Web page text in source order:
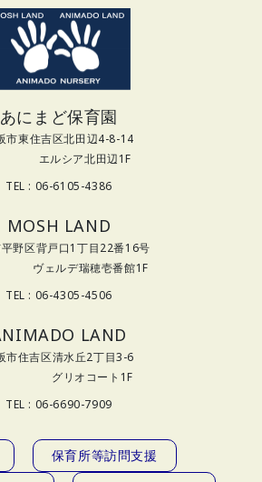
あにまど保育園
市東住吉区北田辺4-8-14
ルシア北田辺1F
TEL : 06-6105-4386
MOSH LAND
野区背戸口1丁目22番16号
ルデ瑞穂壱番館1F
TEL : 06-4305-4506
LAND
市住吉区清水丘2丁目3-6
リオコート1F
TEL : 06-6690-7909
保育所等訪問支援